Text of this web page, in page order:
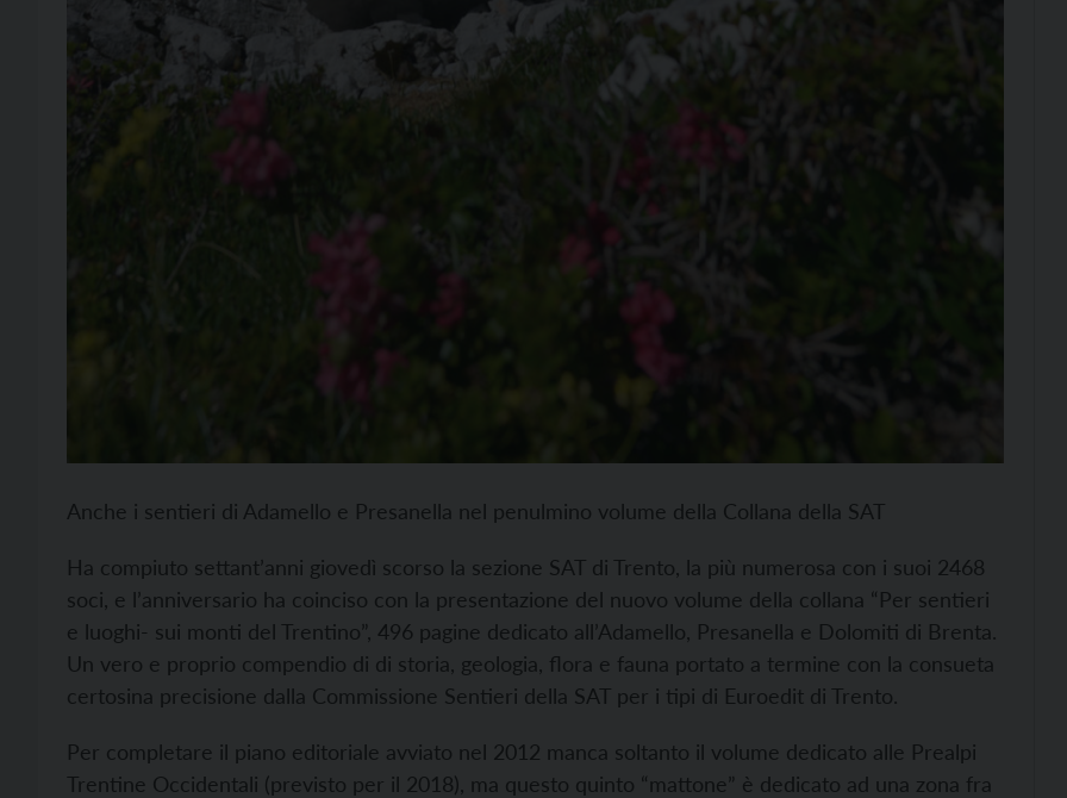
Anche i sentieri di Adamello e Presanella nel penulmino volume della Collana della SAT
Ha compiuto settant’anni giovedì scorso la sezione SAT di Trento, la più numerosa con i suoi 2468
soci, e l’anniversario ha coinciso con la presentazione del nuovo volume della collana “Per sentieri
e luoghi- sui monti del Trentino”, 496 pagine dedicato all’Adamello, Presanella e Dolomiti di Brenta.
Un vero e proprio compendio di di storia, geologia, flora e fauna portato a termine con la consueta
certosina precisione dalla Commissione Sentieri della SAT per i tipi di Euroedit di Trento.
Per completare il piano editoriale avviato nel 2012 manca soltanto il volume dedicato alle Prealpi
Trentine Occidentali (previsto per il 2018), ma questo quinto “mattone” è dedicato ad una zona fra